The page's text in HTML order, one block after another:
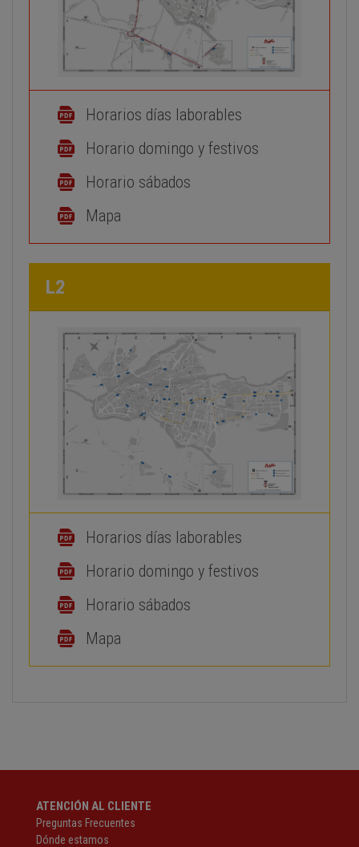
Horarios días laborables
Horario domingo y festivos
Horario sábados
Mapa
L2
Horarios días laborables
Horario domingo y festivos
Horario sábados
Mapa
ATENCIÓN AL CLIENTE
Preguntas Frecuentes
Dónde estamos